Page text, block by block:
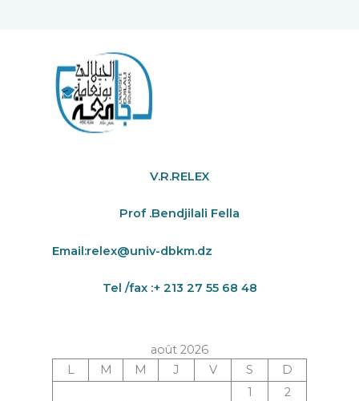
V.R.RELEX
Prof .Bendjilali Fella
Email:relex@univ-dbkm.dz
Tel /fax :+ 213 27 55 68 48
août 2026
L
M M J V S
D
1
2